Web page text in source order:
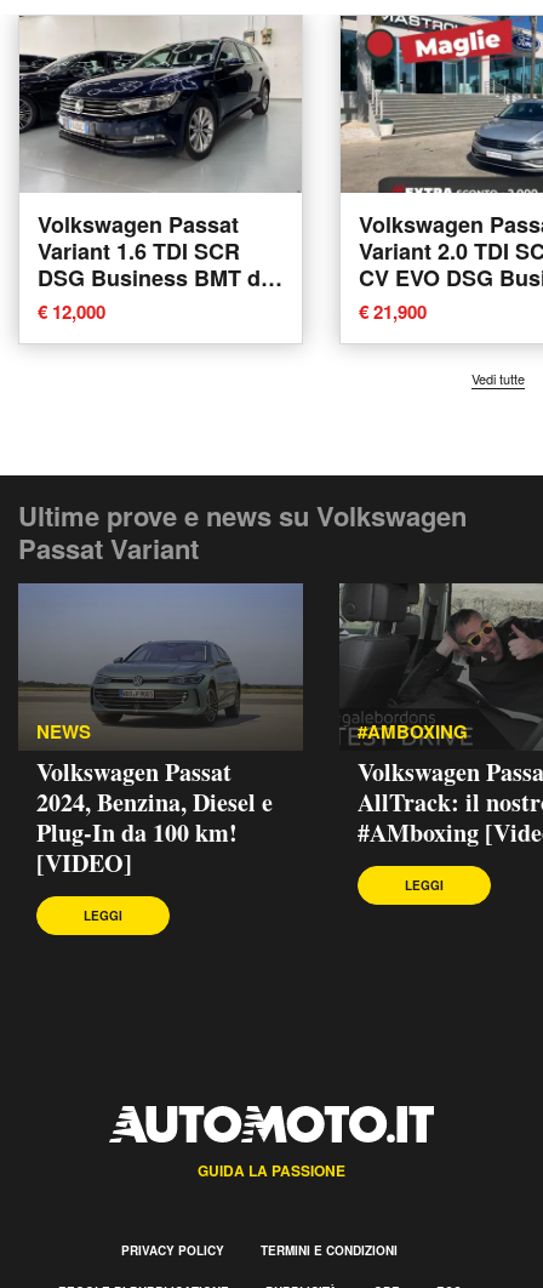
Volkswagen Passat
Variant 1.6 TDI SCR
DSG Business BMT del
2015 usata a
Casalgrande
€ 12,000
Volkswagen
Variant 2.0 TDI
CV EVO DSG
del 2021 usata a
Tricase
€ 21,900
Vedi tutte
Ultime prove e news su Volkswagen
Passat Variant
NEWS
Volkswagen Passat
2024, Benzina, Diesel e
Plug-In da 100 km!
[VIDEO]
LEGGI
#AMBOXING
Volkswagen
AllTrack: il
#AMboxing
LEGGI
GUIDA LA PASSIONE
PRIVACY POLICY TERMINI E CONDIZIONI